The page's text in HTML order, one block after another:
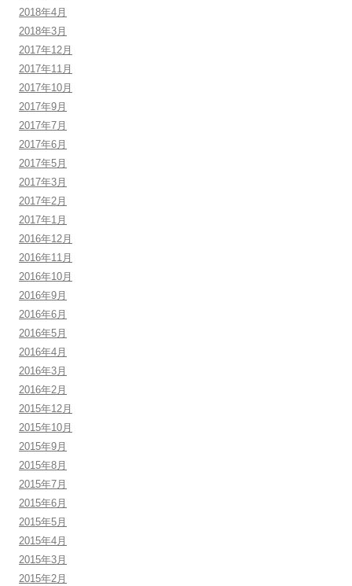
2018年4月
2018年3月
2017年12月
2017年11月
2017年10月
2017年9月
2017年7月
2017年6月
2017年5月
2017年3月
2017年2月
2017年1月
2016年12月
2016年11月
2016年10月
2016年9月
2016年6月
2016年5月
2016年4月
2016年3月
2016年2月
2015年12月
2015年10月
2015年9月
2015年8月
2015年7月
2015年6月
2015年5月
2015年4月
2015年3月
2015年2月